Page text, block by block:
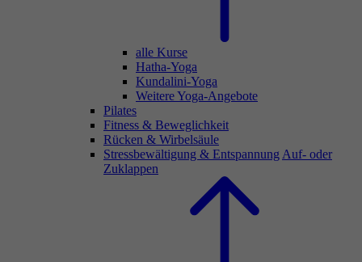
alle Kurse
Hatha-Yoga
Kundalini-Yoga
Weitere Yoga-Angebote
Pilates
Fitness & Beweglichkeit
Rücken & Wirbelsäule
Stressbewältigung & Entspannung Auf- oder
Zuklappen